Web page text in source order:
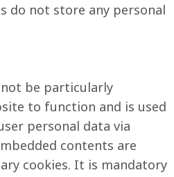
do not store any personal
be particularly
to function and is used
personal data via
contents are
cookies. It is mandatory